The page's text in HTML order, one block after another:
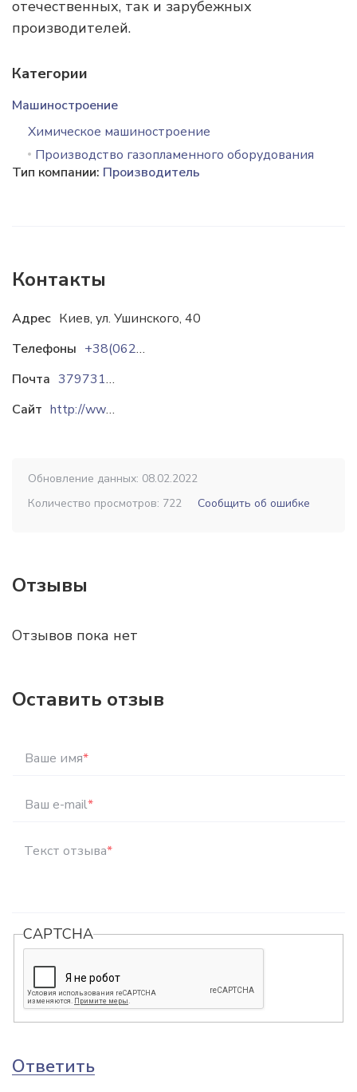
отечественных, так и зарубежных
производителей.
Категории
Машиностроение
Химическое машиностроение
Производство газопламенного оборудования
Тип компании: Производитель
Контакты
Адрес Киев, ул. Ушинского, 40
Телефоны
+38(0629)37-97-31
Почта
379731@promavtosvarka.com.ua
Сайт
http://www.promavtosvarka.com.ua
Обновление данных: 08.02.2022
Количество просмотров: 722
Сообщить об ошибке
Отзывы
Отзывов пока нет
Оставить отзыв
Ваше имя*
Ваш e-mail*
Текст отзыва*
CAPTCHA
Ответить